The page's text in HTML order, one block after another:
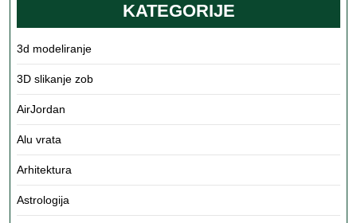
KATEGORIJE
3d modeliranje
3D slikanje zob
AirJordan
Alu vrata
Arhitektura
Astrologija